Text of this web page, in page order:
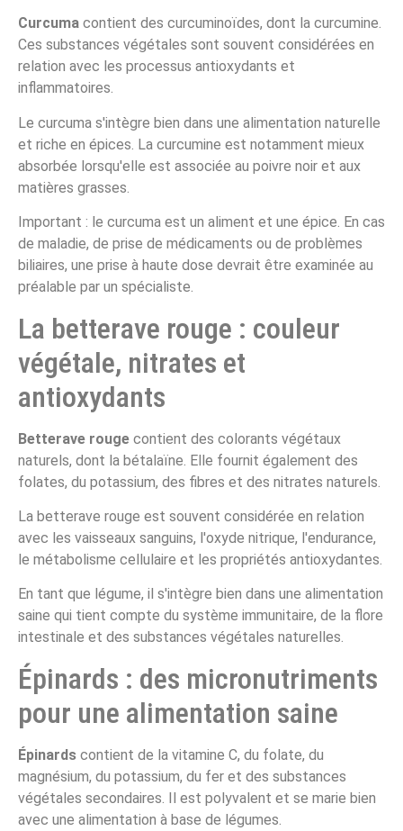
Curcuma contient des curcuminoïdes, dont la curcumine.
Ces substances végétales sont souvent considérées en
relation avec les processus antioxydants et
inflammatoires.
Le curcuma s'intègre bien dans une alimentation naturelle
et riche en épices. La curcumine est notamment mieux
absorbée lorsqu'elle est associée au poivre noir et aux
matières grasses.
Important : le curcuma est un aliment et une épice. En cas
de maladie, de prise de médicaments ou de problèmes
biliaires, une prise à haute dose devrait être examinée au
préalable par un spécialiste.
La betterave rouge : couleur
végétale, nitrates et
antioxydants
Betterave rouge contient des colorants végétaux
naturels, dont la bétalaïne. Elle fournit également des
folates, du potassium, des fibres et des nitrates naturels.
La betterave rouge est souvent considérée en relation
avec les vaisseaux sanguins, l'oxyde nitrique, l'endurance,
le métabolisme cellulaire et les propriétés antioxydantes.
En tant que légume, il s'intègre bien dans une alimentation
saine qui tient compte du système immunitaire, de la flore
intestinale et des substances végétales naturelles.
Épinards : des micronutriments
pour une alimentation saine
Épinards contient de la vitamine C, du folate, du
magnésium, du potassium, du fer et des substances
végétales secondaires. Il est polyvalent et se marie bien
avec une alimentation à base de légumes.